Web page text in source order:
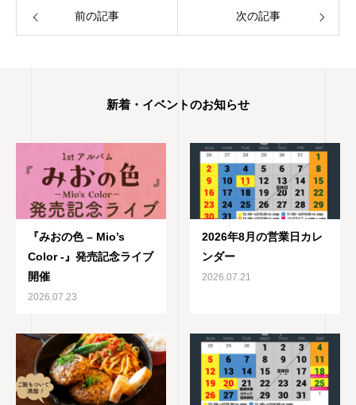
前の記事 次の記事
新着・イベントのお知らせ
『みおの色 – Mio’s
Color -』発売記念ライブ
開催
2026.07.23
2026年8月の営業日カレ
ンダー
2026.07.21